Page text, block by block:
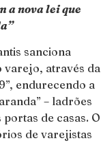
a nova lei que
sanciona
varejo, através da
endurecendo a
– ladrões
de casas. O
de varejistas